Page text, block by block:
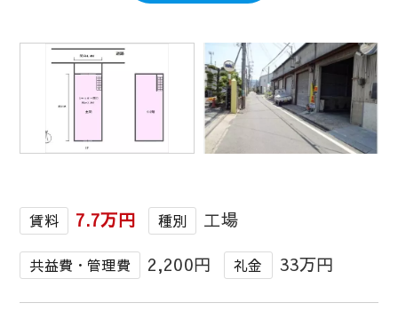
1/1
賃料 7.7万円 種別 工場
共益費・管理費 2,200円 礼金 33万円